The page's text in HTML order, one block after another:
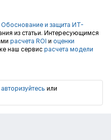
Обоснование и защита ИТ-
из статьи. Интересующимся
расчета ROI и оценки
наш сервис расчета модели
авторизуйтесь или